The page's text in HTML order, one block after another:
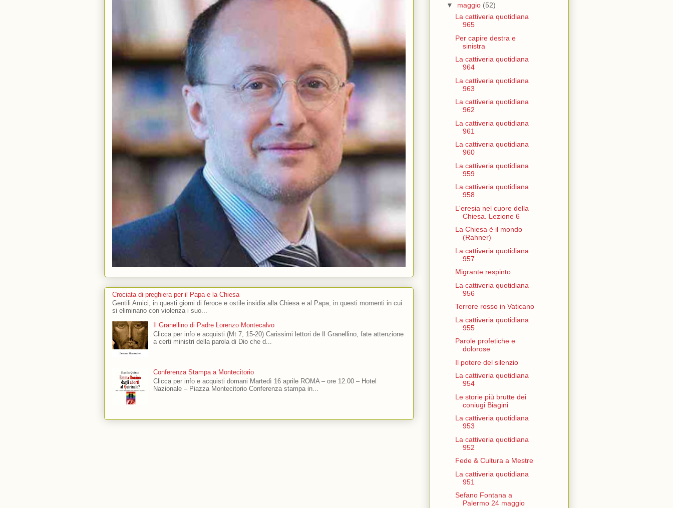
Crociata di preghiera per il Papa e la Chiesa
Gentili Amici, in questi giorni di feroce e ostile insidia alla Chiesa e al Papa, in questi momenti in cui
si eliminano con violenza i suo...
Il Granellino di Padre Lorenzo Montecalvo
Clicca per info e acquisti (Mt 7, 15-20) Carissimi lettori de Il Granellino, fate attenzione
a certi ministri della parola di Dio che d...
Conferenza Stampa a Montecitorio
Clicca per info e acquisti domani Martedì 16 aprile ROMA – ore 12.00 – Hotel
Nazionale – Piazza Montecitorio Conferenza stampa in...
▼ maggio (52)
La cattiveria quotidiana
965
Per capire destra e
sinistra
La cattiveria quotidiana
964
La cattiveria quotidiana
963
La cattiveria quotidiana
962
La cattiveria quotidiana
961
La cattiveria quotidiana
960
La cattiveria quotidiana
959
La cattiveria quotidiana
958
L'eresia nel cuore della
Chiesa. Lezione 6
La Chiesa è il mondo
(Rahner)
La cattiveria quotidiana
957
Migrante respinto
La cattiveria quotidiana
956
Terrore rosso in Vaticano
La cattiveria quotidiana
955
Parole profetiche e
dolorose
Il potere del silenzio
La cattiveria quotidiana
954
Le storie più brutte dei
coniugi Biagini
La cattiveria quotidiana
953
La cattiveria quotidiana
952
Fede & Cultura a Mestre
La cattiveria quotidiana
951
Sefano Fontana a
Palermo 24 maggio